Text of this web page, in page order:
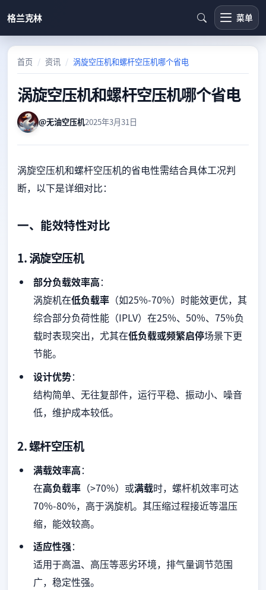
格兰克林 菜单
首页 资讯 涡旋空压机和螺杆空压机哪个省电
涡旋空压机和螺杆空压机哪个省电
@无油空压机2025年3月31日
涡旋空压机和螺杆空压机的省电性需结合具体工况判
断，以下是详细对比：
一、能效特性对比
1. 涡旋空压机
部分负载效率高：
涡旋机在低负载率 （如25%-70%）时能效更优，其
综合部分负荷性能（IPLV）在25%、50%、75%负
载时表现突出，尤其在低负载或频繁启停场景下更
节能。
设计优势：
结构简单、无往复部件，运行平稳、振动小、噪音
低，维护成本较低。
2. 螺杆空压机
满载效率高：
在高负载率 （>70%）或满载时，螺杆机效率可达
70%-80%，高于涡旋机。其压缩过程接近等温压
缩，能效较高。
适应性强：
适用于高温、高压等恶劣环境，排气量调节范围
广，稳定性强。